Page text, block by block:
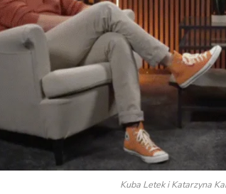
Kuba Letek i Katarzyna